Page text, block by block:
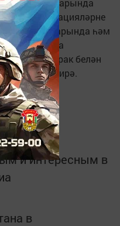
уза. Операцияләрне
клиникаларында һәм
Процедура
рак белән
бирә.
и интересным в
в